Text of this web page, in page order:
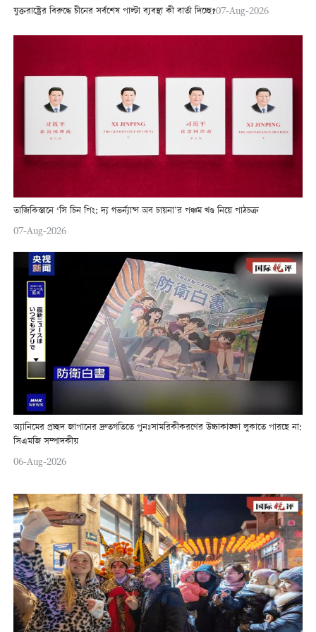
যুক্তরাষ্ট্রের বিরুদ্ধে চীনের সর্বশেষ পাল্টা ব্যবস্থা কী বার্তা দিচ্ছে?07-Aug-2026
তাজিকিস্তানে ‘সি চিন পিং: দ্য গভর্ন্যান্স অব চায়না’র পঞ্চম খণ্ড নিয়ে পাঠচক্র
07-Aug-2026
অ্যানিমের প্রচ্ছদ জাপানের দ্রুতগতিতে পুনঃসামরিকীকরণের উচ্চাকাঙ্ক্ষা লুকাতে পারছে না:
সিএমজি সম্পাদকীয়
06-Aug-2026